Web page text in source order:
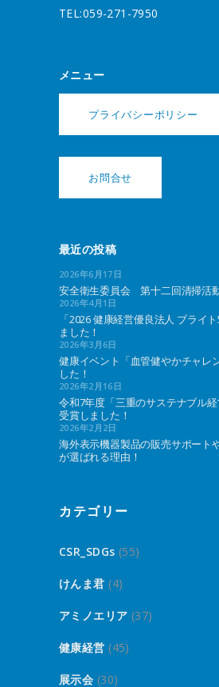
TEL:059-271-7950
メニュー
プライバシーポリシー
お問合せ
最近の投稿
2026年6月17日
安全衛生委員会 第十二回清掃活
2026年4月1日
「2026 健康経営優良法人 ブライ
ました！
2026年3月6日
健康イベント「血管健やかチャレ
した！
2026年2月16日
令和7年度「三重のサステナブル
受賞しました！
2026年2月2日
海外表示機器製品の販売サポート
が選ばれる理由！
カテゴリー
CSR_SDGs (55)
けんま君 (4)
アミノエリア (37)
健康経営 (45)
展示会 (30)